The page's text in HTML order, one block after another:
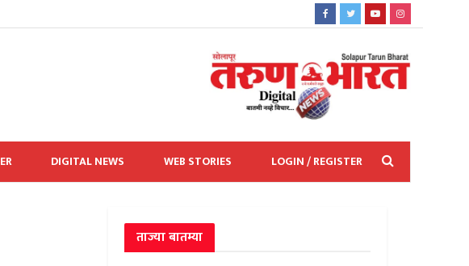
DIGITAL NEWS WEB STORIES LOGIN / REGISTER
ताज्या बातम्या